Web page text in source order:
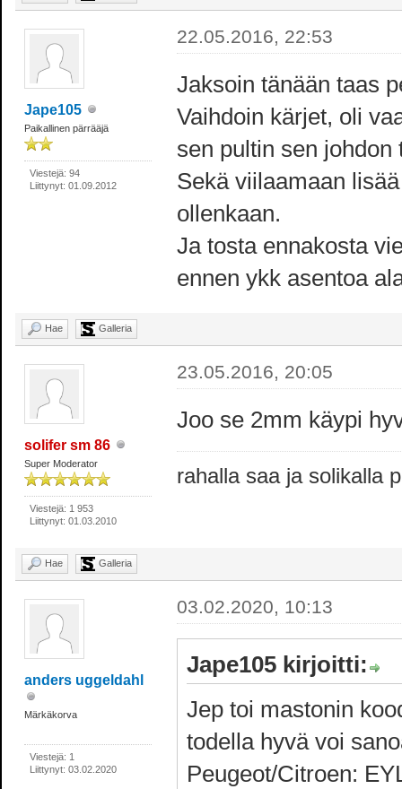
Jape105
Paikallinen pärrääjä
Viestejä: 94
Liittynyt: 01.09.2012
22.05.2016, 22:53
Jaksoin tänään taas
Vaihdoin kärjet, oli
sen pultin sen johdon
Sekä viilaamaan
ollenkaan.
Ja tosta ennakosta
ennen ykk asentoa
Hae Galleria
solifer sm 86
Super Moderator
Viestejä: 1 953
Liittynyt: 01.03.2010
23.05.2016, 20:05
Joo se 2mm käypi
rahalla saa ja solikalla
Hae Galleria
anders uggeldahl
Märkäkorva
Viestejä: 1
Liittynyt: 03.02.2020
03.02.2020, 10:13
Jape105 kirjoitti:
Jep toi mastonin
todella hyvä voi
Peugeot/Citroen: